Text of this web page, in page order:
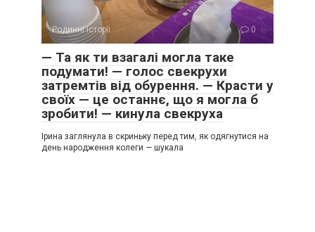
Родинні історії 0
— Та як ти взагалі могла таке
подумати! — голос свекрухи
затремтів від обурення. — Красти у
своїх — це останнє, що я могла б
зробити! — кинула свекруха
Ірина заглянула в скриньку перед тим, як одягнутися на
день народження колеги — шукала